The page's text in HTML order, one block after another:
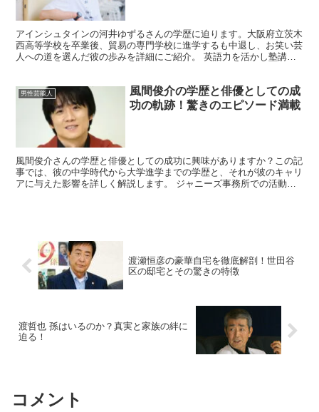
アインシュタインの河井ゆずるさんの学歴に迫ります。大阪府立茨木
西高等学校を卒業後、貿易の専門学校に進学するも中退し、お笑い芸
人への道を選んだ彼の歩みを詳細にご紹介。 英語力を活かし塾講師
男性芸能人
風間俊介の学歴と俳優としての成
功の軌跡！驚きのエピソード満載
風間俊介さんの学歴と俳優としての成功に興味がありますか？この記
事では、彼の中学時代から大学進学までの学歴と、それが彼のキャリ
アに与えた影響を詳しく解説します。 ジャニーズ事務所での活動、
渡瀬恒彦の豪華自宅を徹底解剖！世田谷
区の邸宅とその驚きの特徴
渡哲也 孫はいるのか？真実と家族の絆に
迫る！
コメント